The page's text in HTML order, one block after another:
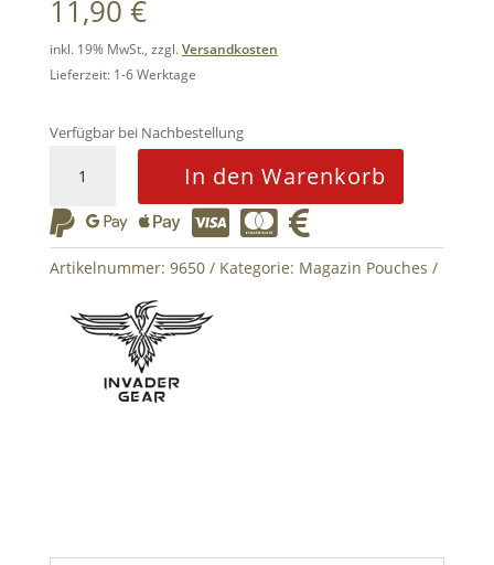
11,90 €
inkl. 19% MwSt., zzgl.Versandkosten
Lieferzeit: 1-6 Werktage
Verfügbar bei Nachbestellung
Double
Mag
Pouch
Everglade
In den Warenkorb
     
Artikelnummer: 9650 Kategorie: Magazin Pouches